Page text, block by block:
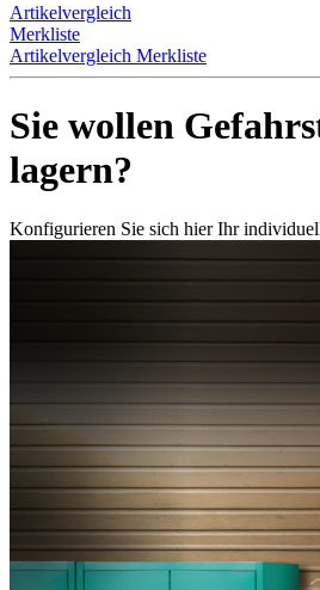
Artikelvergleich
Merkliste
Artikelvergleich Merkliste
Sie wollen
lagern?
Konfigurieren Sie sich hier Ihr